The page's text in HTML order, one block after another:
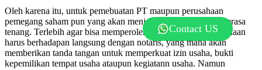
Oleh karena itu, untuk pemebuatan PT maupun perusahaan
pemegang saham pun yang akan menjalankan usaha akan merasa
tenang. Terlebih agar bisa memperoleh akta pendirian perusahaan
harus berhadapan langsung dengan notaris, yang mana akan
memberikan tanda tangan untuk memperkuat izin usaha, bukti
kepemilikan tempat usaha ataupun kegiatann usaha. Namun
Contact US